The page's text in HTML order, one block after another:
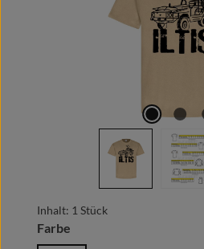
Inhalt: 1 Stück
Farbe